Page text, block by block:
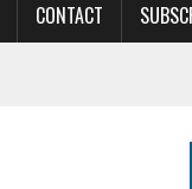
CONTACT